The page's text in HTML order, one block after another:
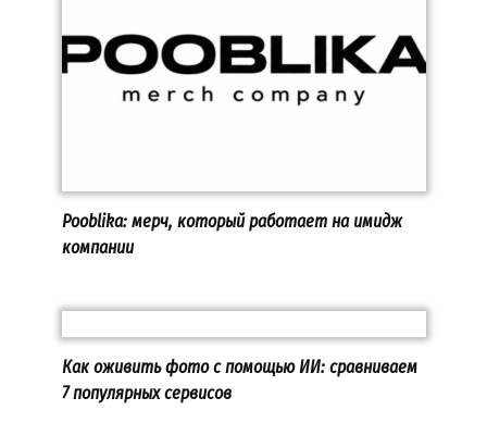
Pooblika: мерч, который работает на имидж
компании
Как оживить фото с помощью ИИ: сравниваем
7 популярных сервисов